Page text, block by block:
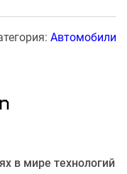
Автомобили
в мире технологий